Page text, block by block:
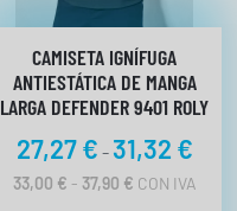
CAMISETA IGNÍFUGA
ANTIESTÁTICA DE MANGA
LARGA DEFENDER 9401 ROLY
27,27€ - 31,32 €R
33,00 € - 37,90 €RCON IVA